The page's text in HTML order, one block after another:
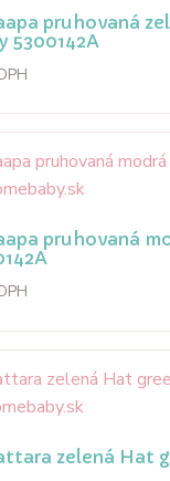
pruhovaná
5300142A
pruhovaná
zelená Hat